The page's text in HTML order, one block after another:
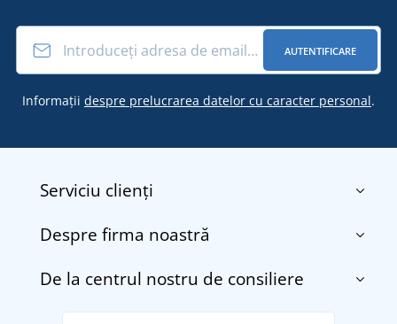
AUTENTIFICARE
Informații despre prelucrarea datelor cu caracter personal.
Serviciu clienți
Contact
Transport și plată
Returnarea bunurilor și reclamații
Despre firma noastră
Despre noi
De la centrul nostru de consiliere